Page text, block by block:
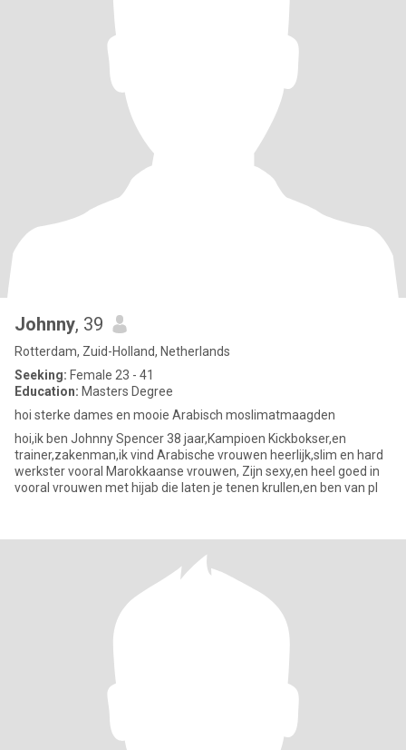
Johnny, 39
Rotterdam, Zuid-Holland, Netherlands
Seeking: Female 23 - 41
Education: Masters Degree
hoi sterke dames en mooie Arabisch moslimatmaagden
hoi,ik ben Johnny Spencer 38 jaar,Kampioen Kickbokser,en
trainer,zakenman,ik vind Arabische vrouwen heerlijk,slim en hard
werkster vooral Marokkaanse vrouwen, Zijn sexy,en heel goed in
vooral vrouwen met hijab die laten je tenen krullen,en ben van pl